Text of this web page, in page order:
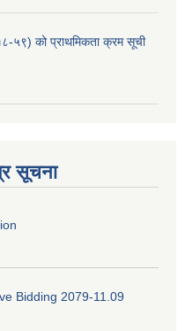
५९) को प्राथमिकता क्रम सूची
सूचना
Bidding 2079-11.09